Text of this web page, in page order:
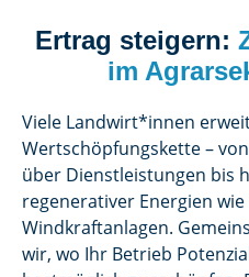
Ertrag steigern:
im
Viele Landwirt*innen
Wertschöpfungskette –
über Dienstleistungen bis
regenerativer Energien
Windkraftanlagen.
wir, wo Ihr Betrieb